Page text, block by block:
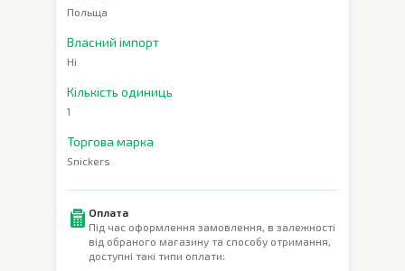
Польща
Власний імпорт
Ні
Кількість одиниць
1
Торгова марка
Snickers
Оплата
Під час оформлення замовлення, в залежності
від обраного магазину та способу отримання,
доступні такі типи оплати: